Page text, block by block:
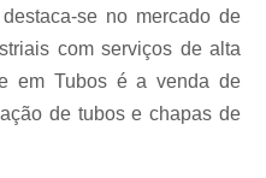
de Aço Galvanizado
Corrimão em
Corrimão em Tubo de Aço
se no mercado de
com serviços de alta
em Tubos é a venda de
de tubos e chapas de